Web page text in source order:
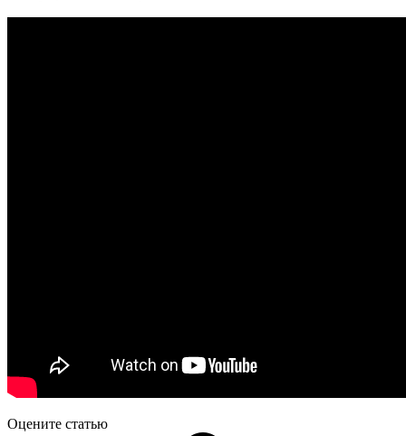
Оцените статью